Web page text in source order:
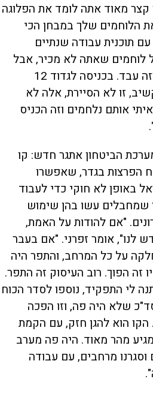
קצר מאוד אתה לומד את הפלוגה
הלוחמים שלך במבחן הכי
תוכנית עבודה שנתיים
לוחמים שאתה לא מכיר, אבל
כולנו מבינים את האירוע וזה עבד. בכניסה לגדוד 12
זו לא הסיירת, אלה לא
אותם נלחמים וזה הכניס
הביטחון אתגר חדש: קו
הפרצות בגדר, שאפשרו
באופן לא חוקי כדי לעבוד
שמחבלים עשו בהן שימוש
"אם להודות על האמת,
לנו", אומר זפרני. "אם בעבר
על כל המרחב, והתפר היה
זה הפוך. רוב העיסוק זה התפר.
לי התפקיד, נוספו לסדר הכוח
שלא היה פה, וזו הפכה
הוא להגן חזק, עם הקמת
מהר מאוד. היה פה מערב
וסגרנו מרחבים, עם עבודה